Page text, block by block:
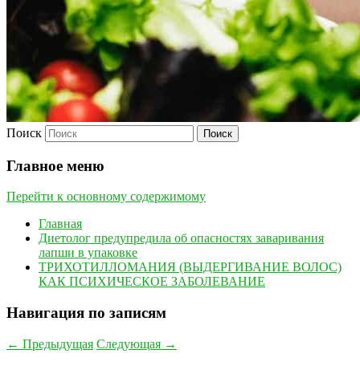
Поиск
Главное меню
Перейти к основному содержимому
Главная
Диетолог предупредила об опасностях заваривания
лапши в упаковке
ТРИХОТИЛЛОМАНИЯ (ВЫДЕРГИВАНИЕ ВОЛОС)
КАК ПСИХИЧЕСКОЕ ЗАБОЛЕВАНИЕ
Навигация по записям
← Предыдущая Следующая →